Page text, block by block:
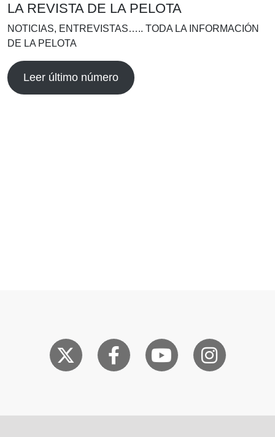
LA REVISTA DE LA PELOTA
NOTICIAS, ENTREVISTAS….. TODA LA INFORMACIÓN
DE LA PELOTA
Leer último número